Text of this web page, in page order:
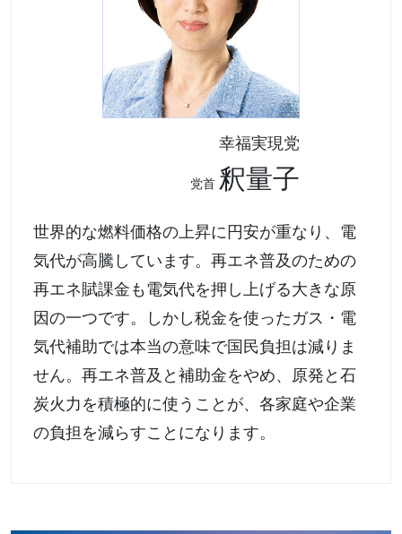
幸福実現党
党首 釈量子
世界的な燃料価格の上昇に円安が重なり、電
気代が高騰しています。再エネ普及のための
再エネ賦課金も電気代を押し上げる大きな原
因の一つです。しかし税金を使ったガス・電
気代補助では本当の意味で国民負担は減りま
せん。再エネ普及と補助金をやめ、原発と石
炭火力を積極的に使うことが、各家庭や企業
の負担を減らすことになります。